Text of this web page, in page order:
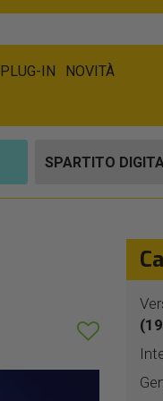
PLUG-IN
NOVITÀ
SPARTITO